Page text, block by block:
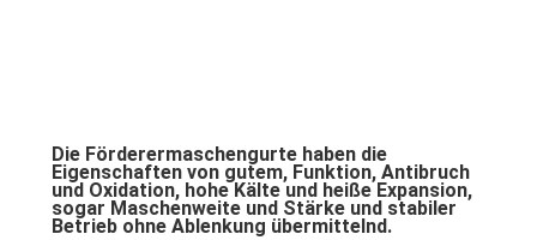
Die Förderermaschengurte haben die
Eigenschaften von gutem, Funktion, Antibruch
und Oxidation, hohe Kälte und heiße Expansion,
sogar Maschenweite und Stärke und stabiler
Betrieb ohne Ablenkung übermittelnd.